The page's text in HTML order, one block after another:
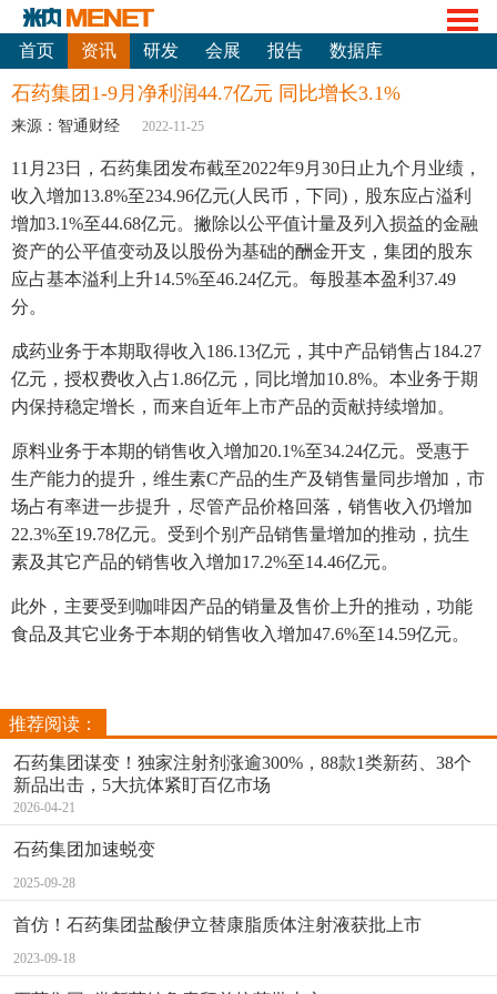
首页 资讯 研发 会展 报告 数据库
石药集团1-9月净利润44.7亿元 同比增长3.1%
来源：智通财经 2022-11-25
11月23日，石药集团发布截至2022年9月30日止九个月业绩，
收入增加13.8%至234.96亿元(人民币，下同)，股东应占溢利
增加3.1%至44.68亿元。撇除以公平值计量及列入损益的金融
资产的公平值变动及以股份为基础的酬金开支，集团的股东
应占基本溢利上升14.5%至46.24亿元。每股基本盈利37.49
分。
成药业务于本期取得收入186.13亿元，其中产品销售占184.27
亿元，授权费收入占1.86亿元，同比增加10.8%。本业务于期
内保持稳定增长，而来自近年上市产品的贡献持续增加。
原料业务于本期的销售收入增加20.1%至34.24亿元。受惠于
生产能力的提升，维生素C产品的生产及销售量同步增加，市
场占有率进一步提升，尽管产品价格回落，销售收入仍增加
22.3%至19.78亿元。受到个别产品销售量增加的推动，抗生
素及其它产品的销售收入增加17.2%至14.46亿元。
此外，主要受到咖啡因产品的销量及售价上升的推动，功能
食品及其它业务于本期的销售收入增加47.6%至14.59亿元。
推荐阅读：
石药集团谋变！独家注射剂涨逾300%，88款1类新药、38个
新品出击，5大抗体紧盯百亿市场
2026-04-21
石药集团加速蜕变
2025-09-28
首仿！石药集团盐酸伊立替康脂质体注射液获批上市
2023-09-18